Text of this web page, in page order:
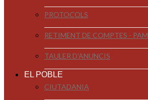
PROTOCOLS
RETIMENT DE COMPTES - PAM
TAULER D'ANUNCIS
EL POBLE
CIUTADANIA